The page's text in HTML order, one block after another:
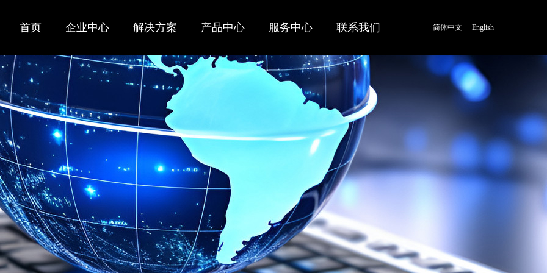
简体中文 English
首页 企业中心 解决方案 产品中心 服务中心 联系我们 简体中文 English